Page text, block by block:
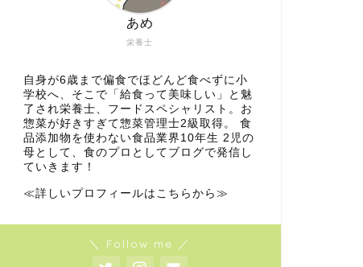
栄養士
あめ
自身が6歳まで偏食でほどんど食べずに小
学校へ、そこで「給食って美味しい」と魅
了され栄養士、フードスペシャリスト。お
惣菜が好きすぎて惣菜管理士2級取得。 食
品添加物を使わない食品業界10年生 2児の
母として、食のプロとしてブログで発信し
ていきます！
≪詳しいプロフィールはこちらから≫
＼ Follow me ／